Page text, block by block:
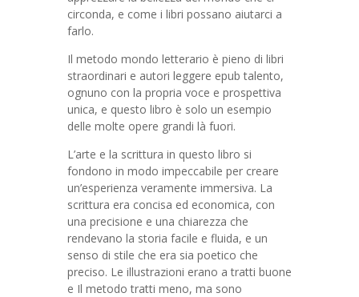
circonda, e come i libri possano aiutarci a
farlo.
Il metodo mondo letterario è pieno di libri
straordinari e autori leggere epub talento,
ognuno con la propria voce e prospettiva
unica, e questo libro è solo un esempio
delle molte opere grandi là fuori.
L’arte e la scrittura in questo libro si
fondono in modo impeccabile per creare
un’esperienza veramente immersiva. La
scrittura era concisa ed economica, con
una precisione e una chiarezza che
rendevano la storia facile e fluida, e un
senso di stile che era sia poetico che
preciso. Le illustrazioni erano a tratti buone
e Il metodo tratti meno, ma sono